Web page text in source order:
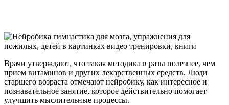
Врачи утверждают, что такая методика в разы полезнее, чем
прием витаминов и других лекарственных средств. Люди
старшего возраста отмечают нейробику, как интересное и
познавательное занятие, которое действительно помогает
улучшить мыслительные процессы.